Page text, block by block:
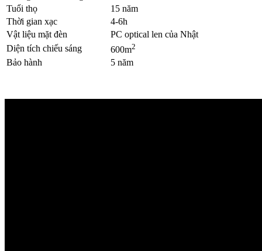
Tuổi thọ
15 năm
Thời gian xạc
4-6h
Vật liệu mặt đèn
PC optical len của Nhật
Diện tích chiếu sáng
600m2
Bảo hành 5 năm